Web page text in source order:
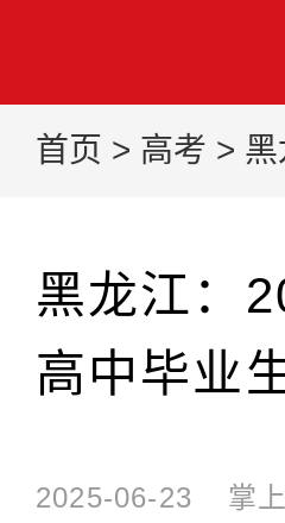
首页 > 高考 >
黑龙江：
高中毕业
2025-06-23 掌